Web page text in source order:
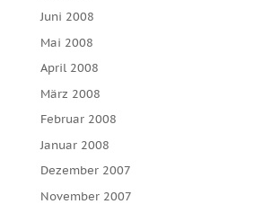
Juni 2008
Mai 2008
April 2008
März 2008
Februar 2008
Januar 2008
Dezember 2007
November 2007